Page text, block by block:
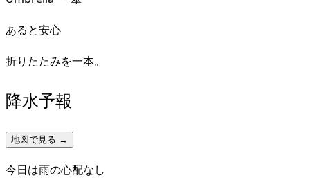
あると安心
折りたたみを一本。
降水予報
地図で見る →
今日は雨の心配なし